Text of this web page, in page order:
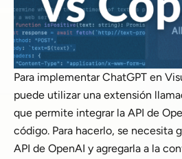
Para implementar ChatGPT en
puede utilizar una extensión
que permite integrar la API de
código. Para hacerlo, se necesita
API de OpenAI y agregarla a la